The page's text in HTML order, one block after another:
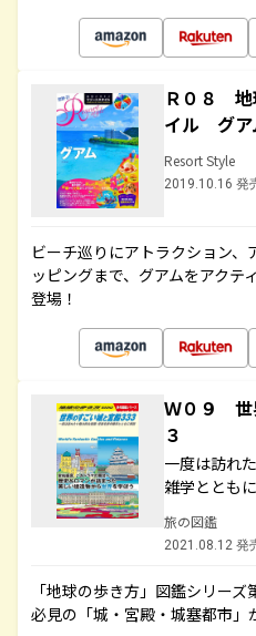
Ｒ０８ 地
イル グア
Resort Style
2019.10.16 発
ビーチ巡りにアトラクション、
ッピングまで、グアムをアクテ
登場！
Ｗ０９ 世
３
一度は訪れ
雑学ととも
旅の図鑑
2021.08.12 発
「地球の歩き方」図鑑シリー
必見の「城・宮殿・城塞都市」